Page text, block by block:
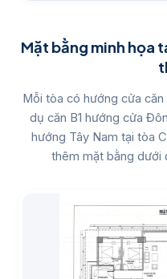
Mặt bằng minh họa
Mỗi tòa có hướng cửa
dụ căn B1 hướng cửa
hướng Tây Nam tại tòa
thêm mặt bằng dưới